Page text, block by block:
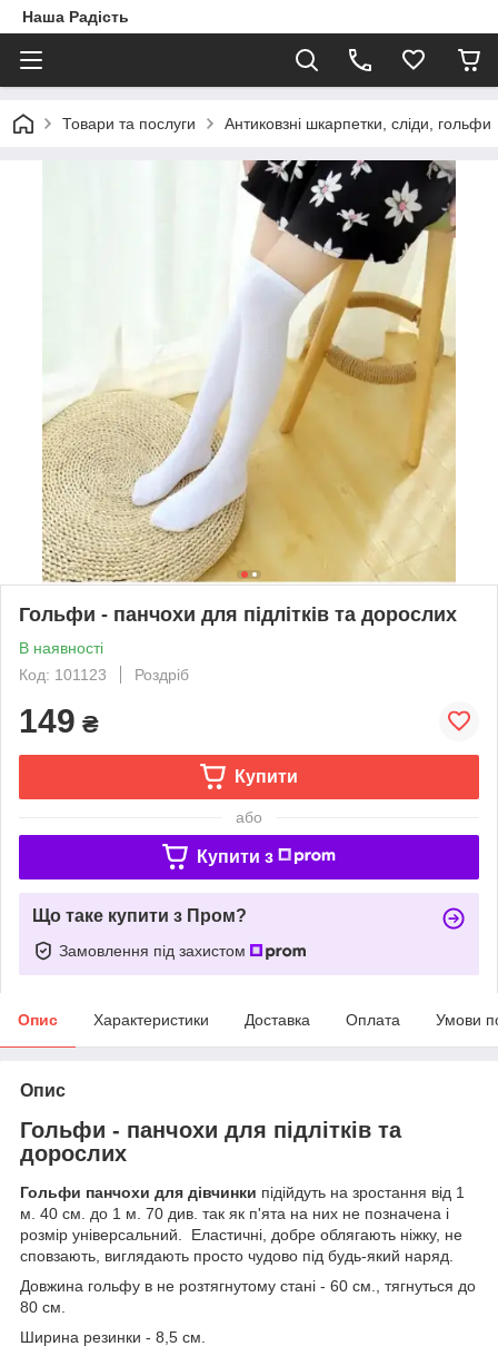
Наша Радість
Товари та послуги Антиковзні шкарпетки, сліди, гольфи
Гольфи - панчохи для підлітків та дорослих
В наявності
Код: 101123
Роздріб
149 ₴
Купити
або
Купити з
Що таке купити з Пром?
Замовлення під захистом
Опис Характеристики Доставка Оплата Умови
Опис
Гольфи - панчохи для підлітків та
дорослих
Гольфи панчохи для дівчинки підійдуть на зростання від 1
м. 40 см. до 1 м. 70 див. так як п'ята на них не позначена і
розмір універсальний. Еластичні, добре облягають ніжку, не
сповзають, виглядають просто чудово під будь-який наряд.
Довжина гольфу в не розтягнутому стані - 60 см., тягнуться до
80 см.
Ширина резинки - 8,5 см.